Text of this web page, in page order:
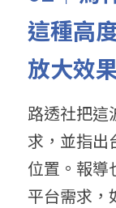
這種高
放大效
路透社把這
求，並指出
位置。報導
平台需求，